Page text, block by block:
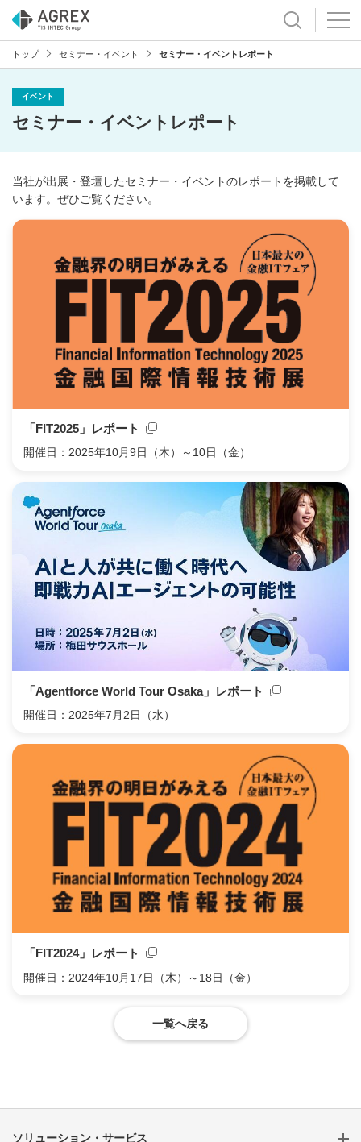
トップ セミナー・イベント セミナー・イベントレポート
イベント
セミナー・イベントレポート
当社が出展・登壇したセミナー・イベントのレポートを掲載して
います。ぜひご覧ください。
「FIT2025」レポート
開催日：2025年10月9日（木）～10日（金）
「Agentforce World Tour Osaka」レポート
開催日：2025年7月2日（水）
「FIT2024」レポート
開催日：2024年10月17日（木）～18日（金）
一覧へ戻る
ソリューション・サービス